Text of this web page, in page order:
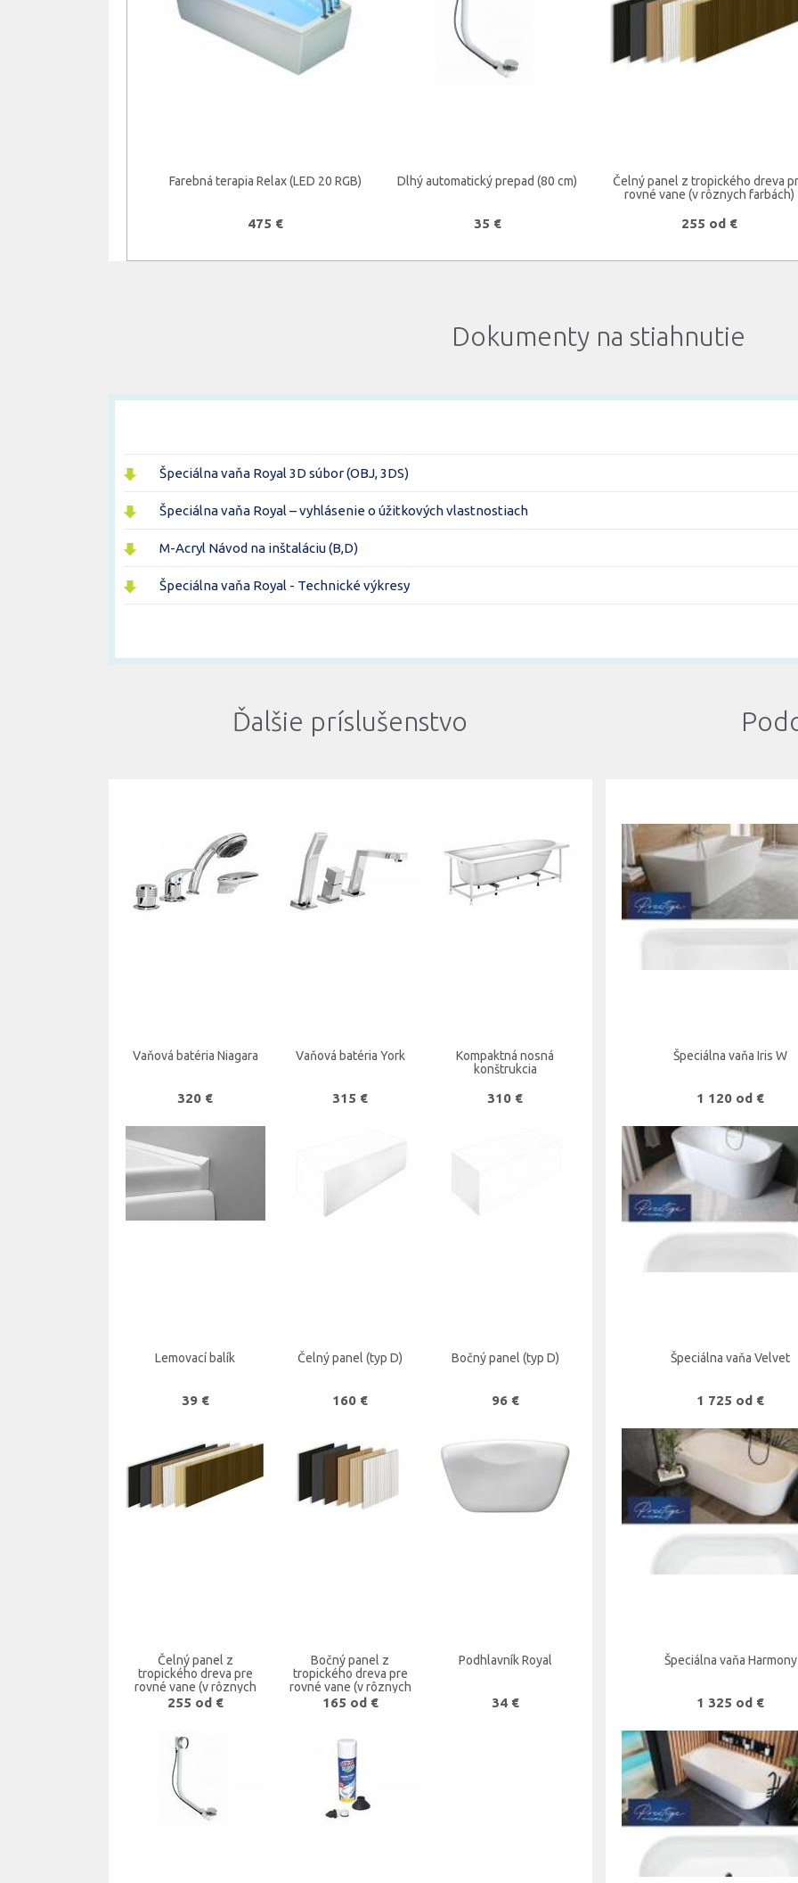
Farebná terapia Relax (LED 20 RGB)
475 €
Dlhý automatický prepad (80 cm)
35 €
Čelný panel z tropického dreva
rovné vane (v rôznych farbách)
255 od €
Dokumenty na stiahnutie
Špeciálna vaňa Royal 3D súbor (OBJ, 3DS)
Špeciálna vaňa Royal – vyhlásenie o úžitkových vlastnostiach
M-Acryl Návod na inštaláciu (B,D)
Špeciálna vaňa Royal - Technické výkresy
Ďalšie príslušenstvo
Vaňová batéria Niagara
320 €
Vaňová batéria York
315 €
Kompaktná nosná
konštrukcia
310 €
Lemovací balík
39 €
Čelný panel (typ D)
160 €
Bočný panel (typ D)
96 €
Čelný panel z
tropického dreva pre
rovné vane (v rôznych
farbách)
255 od €
Bočný panel z
tropického dreva pre
rovné vane (v rôznych
farbách)
165 od €
Podhlavník Royal
34 €
Špeciálna vaňa Iris W
1 120 od €
Špeciálna vaňa Velvet
1 725 od €
Špeciálna vaňa Harmony
1 325 od €